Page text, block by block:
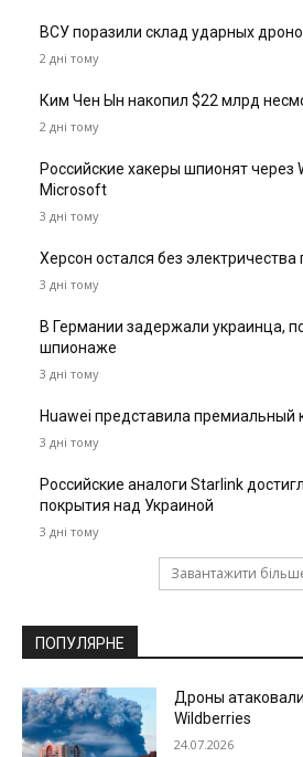
ВСУ поразили склад ударных
2 дні тому
Ким Чен Ын накопил $22 млрд
2 дні тому
Российские хакеры шпионят через
Microsoft
3 дні тому
Херсон остался без
3 дні тому
В Германии задержали украинца,
шпионаже
3 дні тому
Huawei представила премиальный
3 дні тому
Российские аналоги Starlink
покрытия над Украиной
3 дні тому
Завантажити
ПОПУЛЯРНЕ
Дроны
Wildberries
24.07.2026